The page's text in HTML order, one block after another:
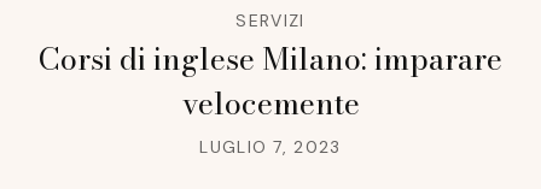
SERVIZI
Corsi di inglese Milano: imparare
velocemente
LUGLIO 7, 2023